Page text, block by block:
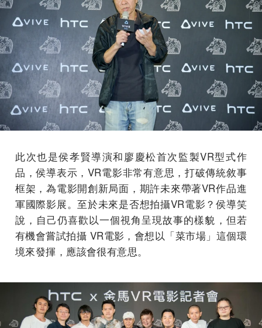
此次也是侯孝賢導演和廖慶松首次監製VR型式作
品，侯導表示，VR電影非常有意思，打破傳統敘事
框架，為電影開創新局面，期許未來帶著VR作品進
軍國際影展。至於未來是否想拍攝VR電影？侯導笑
說，自己仍喜歡以一個視角呈現故事的樣貌，但若
有機會嘗試拍攝 VR電影，會想以「菜市場」這個環
境來發揮，應該會很有意思。